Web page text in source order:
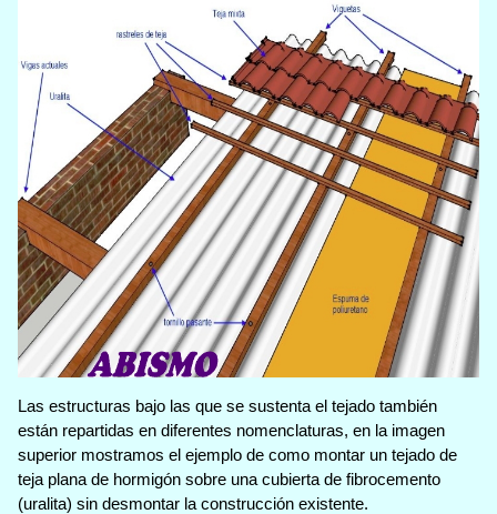
Las estructuras bajo las que se sustenta el tejado también
están repartidas en diferentes nomenclaturas, en la imagen
superior mostramos el ejemplo de como montar un tejado de
teja plana de hormigón sobre una cubierta de fibrocemento
(uralita) sin desmontar la construcción existente.